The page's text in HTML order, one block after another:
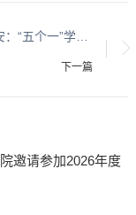
贵州瓮安：“五个一”学习贯彻党的二十大精神
下一篇
邀请参加2026年度